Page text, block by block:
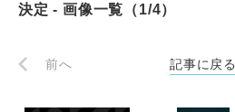
決定 - 画像一覧（1/4）
前へ 記事に戻る